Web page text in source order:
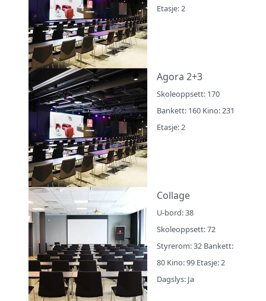
Etasje: 2
Agora 2+3
Skoleoppsett: 170
Bankett: 160 Kino: 231
Etasje: 2
Collage
U-bord: 38
Skoleoppsett: 72
Styrerom: 32 Bankett:
80 Kino: 99 Etasje: 2
Dagslys: Ja